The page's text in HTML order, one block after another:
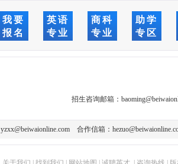
我要
报名
英语
专业
商科
专业
助学
专区
招生咨询邮箱：
yzxx@beiwaionline.com 合作信箱：